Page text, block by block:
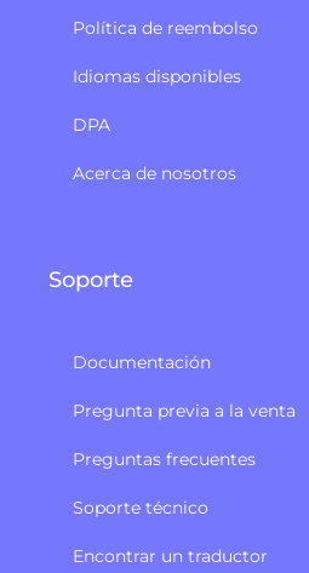
Política de reembolso
Idiomas disponibles
DPA
Acerca de nosotros
Soporte
Documentación
Pregunta previa a la venta
Preguntas frecuentes
Soporte técnico
Encontrar un traductor